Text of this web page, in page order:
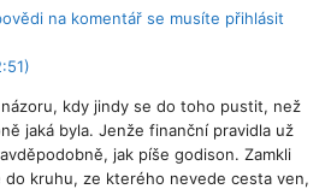
na komentář se musíte přihlásit
kdy jindy se do toho pustit, než
jaká byla. Jenže finanční pravidla už
jak píše godison. Zamkli
do kruhu, ze kterého nevede cesta ven,